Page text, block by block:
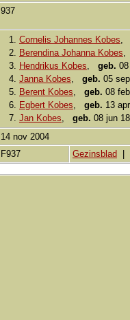
937
1. Cornelis Johannes Kobes,
2. Berendina Johanna Kobes,
3. Hendrikus Kobes, geb.
4. Janna Kobes, geb. 05
5. Berent Kobes, geb. 08
6. Egbert Kobes, geb. 13
7. Jan Kobes, geb. 08 jun
14 nov 2004
F937 Gezinsblad